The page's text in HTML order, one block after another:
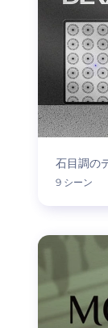
石目調の
9 シーン